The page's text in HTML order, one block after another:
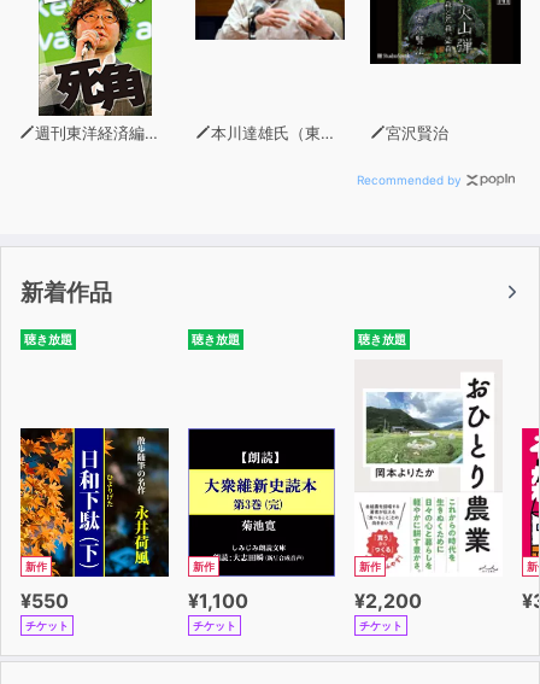
週刊東洋経済編集部 本川達雄氏（東京工業大学名誉教授） 宮沢賢治
Recommended by
新着作品
聴き放題
新作
¥550
チケット
聴き放題
新作
¥1,100
チケット
聴き放題
新作
¥2,200
チケット
新